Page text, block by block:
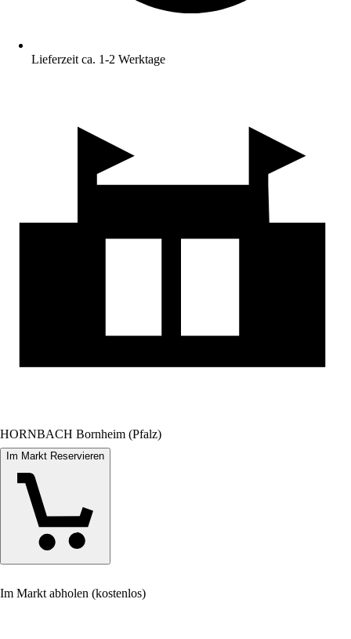
Lieferzeit ca. 1-2 Werktage
HORNBACH Bornheim (Pfalz)
Im Markt Reservieren
Im Markt abholen (kostenlos)